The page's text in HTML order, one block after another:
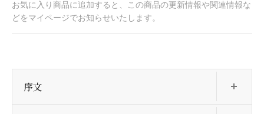
お気に入り商品に追加すると、この商品の更新情報や関連情報な
どをマイページでお知らせいたします。
序文